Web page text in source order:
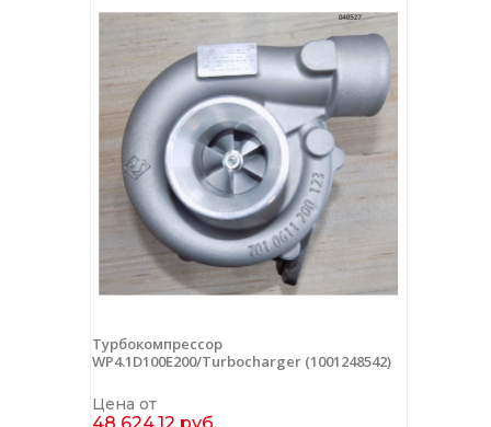
Турбокомпрессор
WP4.1D100E200/Turbocharger (1001248542)
Цена от
48 624,12 руб.